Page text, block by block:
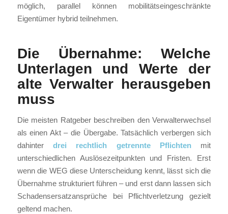
möglich, parallel können mobilitätseingeschränkte
Eigentümer hybrid teilnehmen.
Die Übernahme: Welche
Unterlagen und Werte der
alte Verwalter herausgeben
muss
Die meisten Ratgeber beschreiben den Verwalterwechsel
als einen Akt – die Übergabe. Tatsächlich verbergen sich
dahinter drei rechtlich getrennte Pflichten mit
unterschiedlichen Auslösezeitpunkten und Fristen. Erst
wenn die WEG diese Unterscheidung kennt, lässt sich die
Übernahme strukturiert führen – und erst dann lassen sich
Schadensersatzansprüche bei Pflichtverletzung gezielt
geltend machen.